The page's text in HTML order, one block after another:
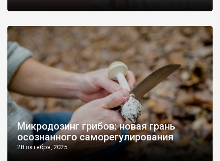
Микродозинг грибов: новая грань
осознанного саморегулирования
28 октября, 2025